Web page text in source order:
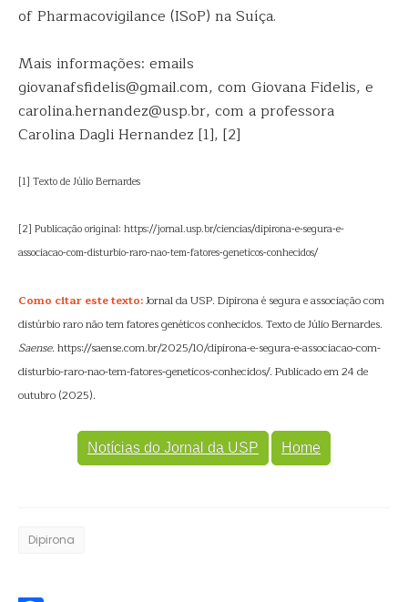
of Pharmacovigilance (ISoP) na Suíça.
Mais informações: emails
giovanafsfidelis@gmail.com, com Giovana Fidelis, e
carolina.hernandez@usp.br, com a professora
Carolina Dagli Hernandez [1], [2]
[1] Texto de Júlio Bernardes
[2] Publicação original: https://jornal.usp.br/ciencias/dipirona-e-segura-e-
associacao-com-disturbio-raro-nao-tem-fatores-geneticos-conhecidos/
Como citar este texto:Jornal da USP. Dipirona é segura e associação com
distúrbio raro não tem fatores genéticos conhecidos. Texto de Júlio Bernardes.
Saense. https://saense.com.br/2025/10/dipirona-e-segura-e-associacao-com-
disturbio-raro-nao-tem-fatores-geneticos-conhecidos/. Publicado em 24 de
outubro (2025).
Notícias do Jornal da USP Home
Dipirona